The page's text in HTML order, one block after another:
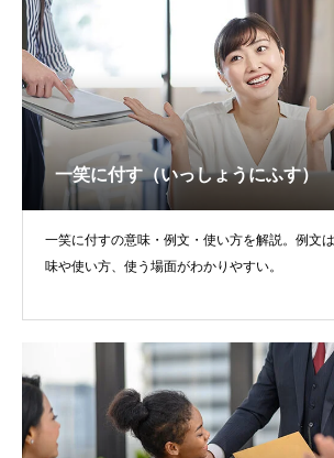
一笑に付す（いっしょうにふす）
一笑に付すの意味・例文・使い方を解説。例文
味や使い方、使う場面がわかりやすい。